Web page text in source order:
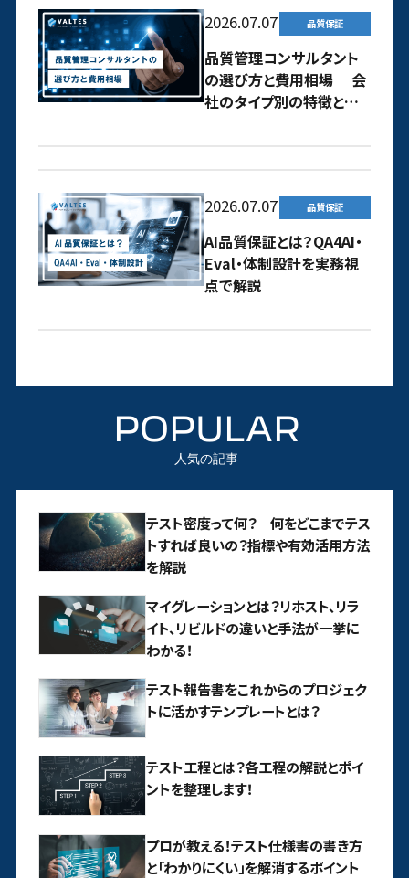
2026.07.07 品質保証
品質管理コンサルタント
の選び方と費用相場 会
社のタイプ別の特徴と依
2026.07.07 品質保証
AI品質保証とは？QA4AI・
Eval・体制設計を実務視
点で解説
POPULAR
人気の記事
テスト密度って何？ 何をどこまでテス
トすれば良いの？指標や有効活用方法
を解説
マイグレーションとは？リホスト、リラ
イト、リビルドの違いと手法が一挙に
わかる！
テスト報告書をこれからのプロジェク
トに活かすテンプレートとは？
テスト工程とは？各工程の解説とポイ
ントを整理します！
プロが教える！テスト仕様書の書き方
と「わかりにくい」を解消するポイント